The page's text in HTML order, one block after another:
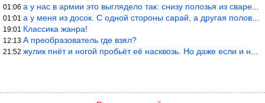
01:06 а у нас в армии это выглядело так: снизу полозья из сваренные тр
01:01 а у меня из досок. С одной стороны сарай, а другая половина — ду
19:01 Классика жанра!
12:13 А преобразователь где взял?
21:52 жулик пнёт и ногой пробьёт её насквозь. Но даже если и никогда н